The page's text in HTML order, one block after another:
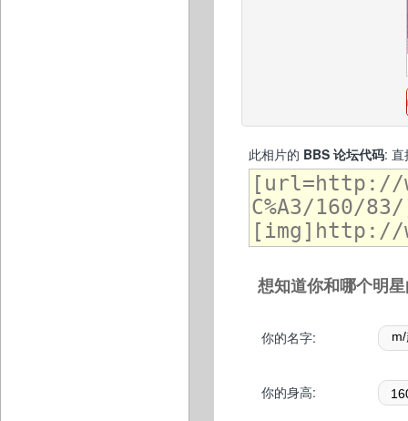
此相片的 BBS 论坛代码: 直
想知道你和哪个明
你的名字:
你的身高: